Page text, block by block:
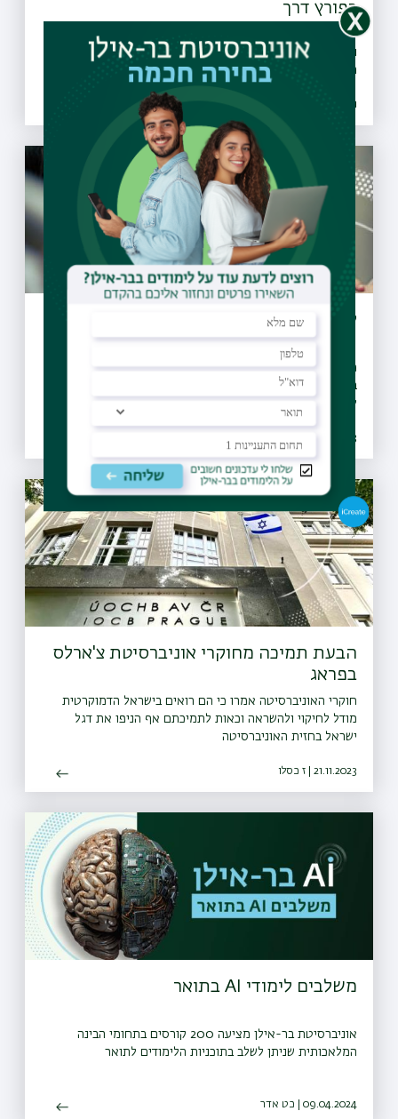
כפורץ דרך
27 מועצות מקומיות ומועצות אזוריות חתמו על אמנת המיזם
והתחייבו לבצע הסברה, חינוך, ואכיפה ברוחו, החלו פעילויות
הסברה חינוך ואכיפה ברשויות ו-30 רשויות נוספות הביעו נכונות
26.07.2021 | טז אב
לסייע לנשים אחרי לידה שקטה
ממצאי המחקר שנערך במחלקה לפסיכולוגיה באוניברסיטת
בר-אילן בשיתוף עם הדסה עין-כרם, יסייעו בהעלאת המודעות
לדרכים שבהם ניתן לחזק את החוסן הנפשי ולסייע לנשים לאחר
28.06.2023 | ח תמוז
הבעת תמיכה מחוקרי אוניברסיטת צ'ארלס
בפראג
חוקרי האוניברסיטה אמרו כי הם רואים בישראל הדמוקרטית
מודל לחיקוי ולהשראה וכאות לתמיכתם אף הניפו את דגל
ישראל בחזית האוניברסיטה
21.11.2023 | ז כסלו
משלבים לימודי AI בתואר
אוניברסיטת בר-אילן מציעה 200 קורסים בתחומי הבינה
המלאכותית שניתן לשלב בתוכניות הלימודים לתואר
09.04.2024 | כט אדר